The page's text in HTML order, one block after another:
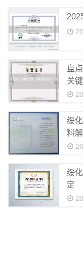
鹤岗做证件
盘
关
绥
料
绥
定